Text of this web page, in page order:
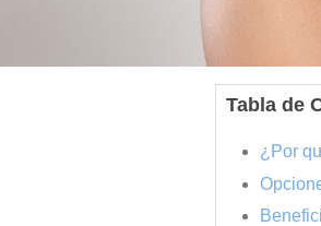
Tabla de
¿Por